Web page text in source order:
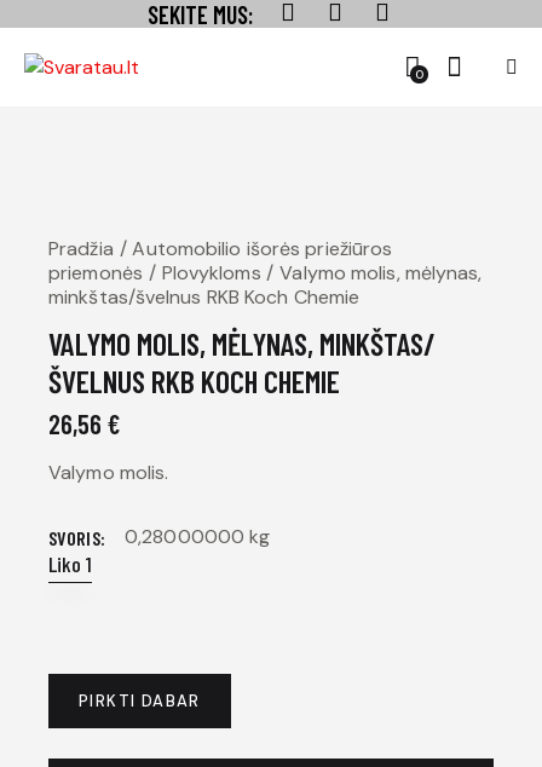
SEKITE MUS:
0
Pradžia
Automobilio išorės priežiūros
priemonės
Plovykloms
Valymo molis, mėlynas,
minkštas/švelnus RKB Koch Chemie
VALYMO MOLIS, MĖLYNAS, MINKŠTAS/
ŠVELNUS RKB KOCH CHEMIE
26,56 €
Valymo molis.
SVORIS 0,28000000 kg
Liko 1
PIRKTI DABAR